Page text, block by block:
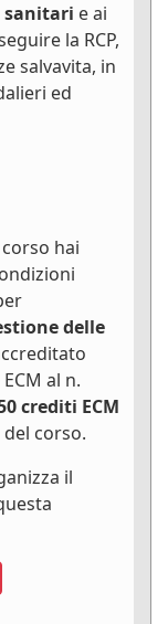
sanitari e ai
la RCP,
salvavita, in
ed
hai
delle
al n.
crediti ECM
corso.
il